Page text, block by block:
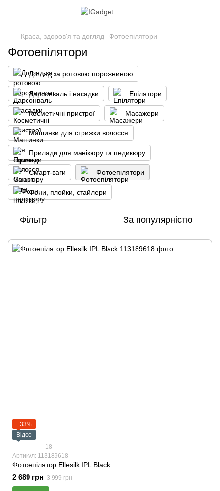
Краса, здоров'я та догляд Фотоепілятори
Фотоепілятори
Догляд за ротовою порожниною
Дарсонваль і насадки Епілятори
Косметичні пристрої Масажери
Машинки для стрижки волосся
Прилади для манікюру та педикюру
Смарт-ваги Фотоепілятори
Фени, плойки, стайлери
Фільтр За популярністю
−33%
Відео
18
Артикул: 113189618
Фотоепілятор Ellesilk IPL Black
2 689 грн 3 999 грн